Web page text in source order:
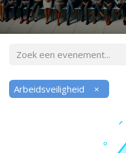
Arbeidsveiligheid ×